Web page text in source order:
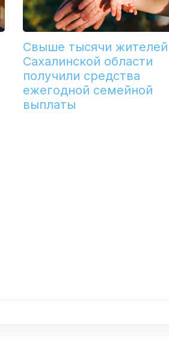
Свыше тысячи жителей
Сахалинской области
получили средства
ежегодной семейной
выплаты